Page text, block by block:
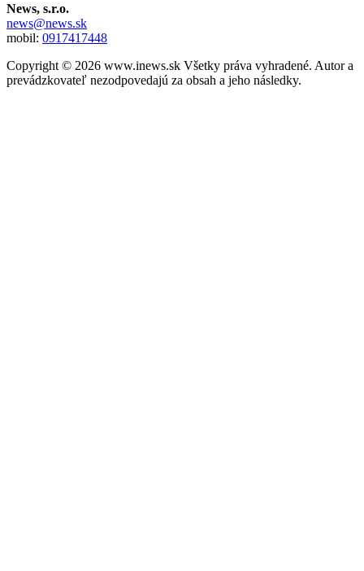
News, s.r.o.
news@news.sk
mobil: 0917417448
Copyright © 2026 www.inews.sk Všetky práva vyhradené. Autor a
prevádzkovateľ nezodpovedajú za obsah a jeho následky.